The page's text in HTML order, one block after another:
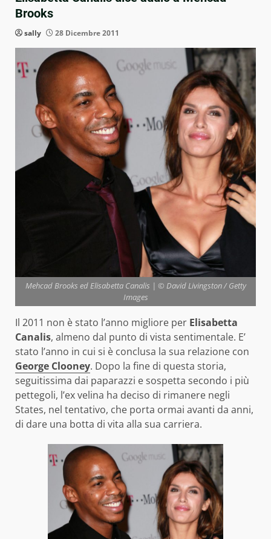
Brooks
sally 28 Dicembre 2011
Mehcad Brooks ed Elisabetta Canalis | © David Livingston / Getty
Images
Il 2011 non è stato l’anno migliore per Elisabetta
Canalis, almeno dal punto di vista sentimentale. E’
stato l’anno in cui si è conclusa la sua relazione con
George Clooney. Dopo la fine di questa storia,
seguitissima dai paparazzi e sospetta secondo i più
pettegoli, l’ex velina ha deciso di rimanere negli
States, nel tentativo, che porta ormai avanti da anni,
di dare una botta di vita alla sua carriera.